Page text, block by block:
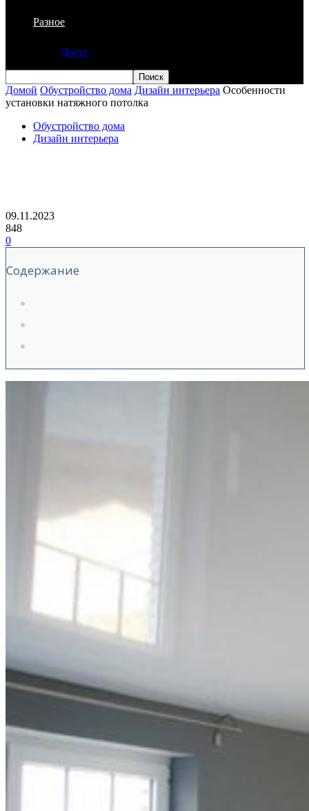
Разное
Досуг
Домой Обустройство дома Дизайн интерьера Особенности
установки натяжного потолка
Обустройство дома
Дизайн интерьера
09.11.2023
848
0
Содержание